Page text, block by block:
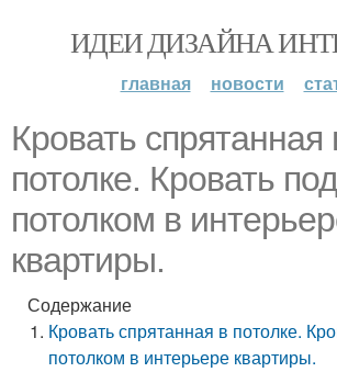
ИДЕИ ДИЗАЙНА
главная новости
Кровать спрятанная
потолке. Кровать под
потолком в
квартиры.
Содержание
Кровать спрятанная в потолке.
потолком в интерьере квартиры.